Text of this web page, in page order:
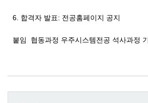
6. 합격자 발표: 전공홈페이지 공지
붙임 협동과정 우주시스템전공 석사과정